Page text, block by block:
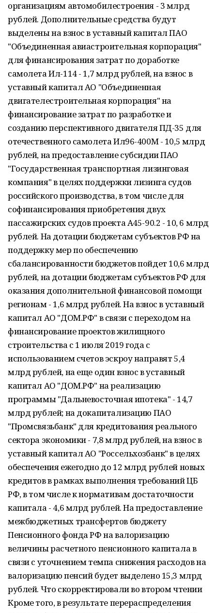
организациям автомобилестроения - 3 млрд
рублей. Дополнительные средства будут
выделены на взнос в уставный капитал ПАО
"Объединенная авиастроительная корпорация"
для финансирования затрат по доработке
самолета Ил-114 - 1,7 млрд рублей, на взнос в
уставный капитал АО "Объединенная
двигателестроительная корпорация" на
финансирование затрат по разработке и
созданию перспективного двигателя ПД-35 для
отечественного самолета Ил96-400М - 10,5 млрд
рублей, на предоставление субсидии ПАО
"Государственная транспортная лизинговая
компания" в целях поддержки лизинга судов
российского производства, в том числе для
софинансирования приобретения двух
пассажирских судов проекта А45-90.2 - 10, 6 млрд
рублей. На дотации бюджетам субъектов РФ на
поддержку мер по обеспечению
сбалансированности бюджетов пойдет 10,6 млрд
рублей, на дотации бюджетам субъектов РФ для
оказания дополнительной финансовой помощи
регионам - 1,6 млрд рублей. На взнос в уставный
капитал АО "ДОМ.РФ" в связи с переходом на
финансирование проектов жилищного
строительства с 1 июля 2019 года с
использованием счетов эскроу направят 5,4
млрд рублей, на еще один взнос в уставный
капитал АО "ДОМ.РФ" на реализацию
программы "Дальневосточная ипотека" - 14,7
млрд рублей; на докапитализацию ПАО
"Промсвязьбанк" для кредитования реального
сектора экономики - 7,8 млрд рублей, на взнос в
уставный капитал АО "Россельхозбанк" в целях
обеспечения ежегодно до 12 млрд рублей новых
кредитов в рамках выполнения требований ЦБ
РФ, в том числе к нормативам достаточности
капитала - 4,6 млрд рублей. На предоставление
межбюджетных трансфертов бюджету
Пенсионного фонда РФ на валоризацию
величины расчетного пенсионного капитала в
связи с уточнением темпа снижения расходов на
валоризацию пенсий будет выделено 15,3 млрд
рублей. Что скорректировали во втором чтении
Кроме того, в результате перераспределения